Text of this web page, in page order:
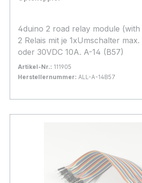
4duino 2 road relay module
2 Relais mit je 1xUmschalter max. 250VAC 10A
oder 30VDC 10A. A-14 (B57)
Artikel-Nr.: 111905
Herstellernummer: ALL-A-14B57
In den Warenkorb